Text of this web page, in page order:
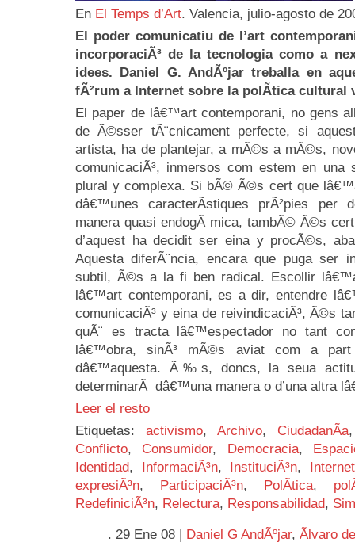
En El Temps d’Art. Valencia, julio-agosto de
El poder comunicatiu de l’art
incorporaciÃ³ de la tecnologia como a
idees. Daniel G. AndÃºjar treballa en
fÃ²rum a Internet sobre la polÃ­tica cultural
El paper de lâ€™art contemporani, no gens
de Ã©sser tÃ¨cnicament perfecte, si
artista, ha de plantejar, a mÃ©s a mÃ©s,
comunicaciÃ³, inmersos com estem en
plural y complexa. Si bÃ© Ã©s cert que
dâ€™unes caracterÃ­stiques prÃ²pies per
manera quasi endogÃ mica, tambÃ© Ã©s
d’aquest ha decidit ser eina y procÃ©s,
Aquesta diferÃ¨ncia, encara que puga ser
subtil, Ã©s a la fi ben radical. Escollir
lâ€™art contemporani, es a dir, entendre
comunicaciÃ³ y eina de reivindicaciÃ³, Ã©s
quÃ¨ es tracta lâ€™espectador no tant
lâ€™obra, sinÃ³ mÃ©s aviat com a part
dâ€™aquesta. Ã‰s, doncs, la seua
determinarÃ dâ€™una manera o d’una altra
Leer el resto
Etiquetas: activismo, Archivo, CiudadanÃ­a
Conflicto, Consumidor, Democracia,
Identidad, InformaciÃ³n, InstituciÃ³n, Internet
expresiÃ³n, ParticipaciÃ³n, PolÃ­tica,
RedefiniciÃ³n, Relectura, Responsabilidad,
. 29 Ene 08 | Daniel G AndÃºjar, Ãlvaro